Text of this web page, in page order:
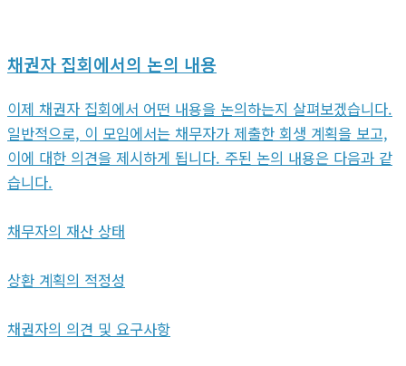
채권자 집회에서의 논의 내용
이제 채권자 집회에서 어떤 내용을 논의하는지 살펴보겠습니다.
일반적으로, 이 모임에서는 채무자가 제출한 회생 계획을 보고,
이에 대한 의견을 제시하게 됩니다. 주된 논의 내용은 다음과 같
습니다.
채무자의 재산 상태
상환 계획의 적정성
채권자의 의견 및 요구사항